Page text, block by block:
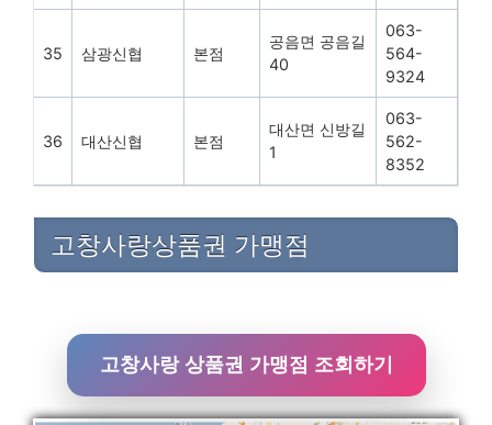
35 삼광신협 본점
공음면 공음길
40
063-
564-
9324
36 대산신협 본점
대산면 신방길
1
063-
562-
8352
고창사랑상품권 가맹점
고창사랑 상품권 가맹점 조회하기